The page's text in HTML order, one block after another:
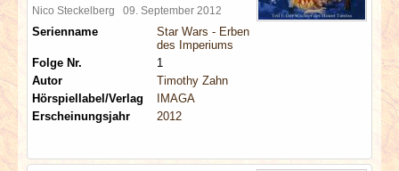
Nico Steckelberg 09. September 2012
Serienname
Star Wars - Erben
des Imperiums
Folge Nr.
1
Autor
Timothy Zahn
Hörspiellabel/Verlag
IMAGA
Erscheinungsjahr
2012